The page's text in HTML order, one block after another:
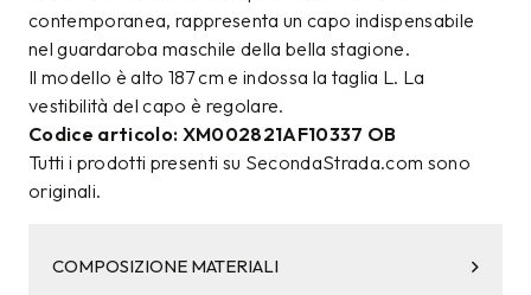
contemporanea, rappresenta un capo indispensabile
nel guardaroba maschile della bella stagione.
Il modello è alto 187 cm e indossa la taglia L. La
vestibilità del capo è regolare.
Codice articolo: XM002821AF10337 OB
Tutti i prodotti presenti su SecondaStrada.com sono
originali.
COMPOSIZIONE MATERIALI